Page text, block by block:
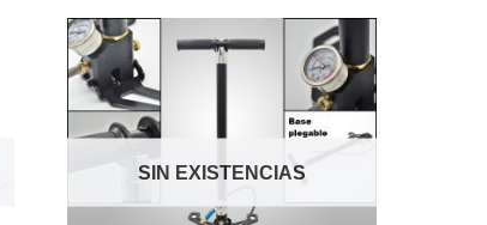
SIN EXISTENCIAS